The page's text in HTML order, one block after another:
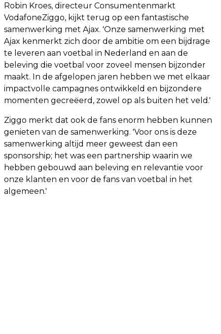
Robin Kroes, directeur Consumentenmarkt
VodafoneZiggo, kijkt terug op een fantastische
samenwerking met Ajax. 'Onze samenwerking met
Ajax kenmerkt zich door de ambitie om een bijdrage
te leveren aan voetbal in Nederland en aan de
beleving die voetbal voor zoveel mensen bijzonder
maakt. In de afgelopen jaren hebben we met elkaar
impactvolle campagnes ontwikkeld en bijzondere
momenten gecreëerd, zowel op als buiten het veld.'
Ziggo merkt dat ook de fans enorm hebben kunnen
genieten van de samenwerking. 'Voor ons is deze
samenwerking altijd meer geweest dan een
sponsorship; het was een partnership waarin we
hebben gebouwd aan beleving en relevantie voor
onze klanten en voor de fans van voetbal in het
algemeen.'